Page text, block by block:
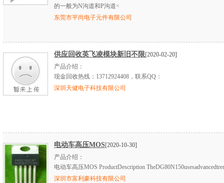
的一般为N沟道和P沟道<
东莞市平尚电子元件有限公司
供应回收英飞凌模块新旧不限[2020-02-20]
产品介绍：
现金回收热线： 13712924408， 联系QQ ：
深圳天健电子科技有限公司
电动车高压MOS[2020-10-30]
产品介绍：
电动车高压MOS ProductDescription
深圳市富利豪科技有限公司